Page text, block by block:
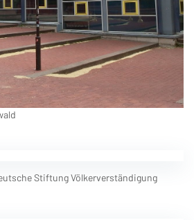
Stiftung Völkerverständigung